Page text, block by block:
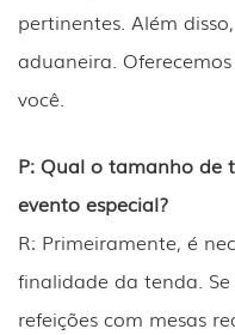
pertinentes. Além
aduaneira.
você.
P: Qual o tamanho de
evento especial?
R: Primeiramente, é
finalidade da tenda.
refeições com mesas